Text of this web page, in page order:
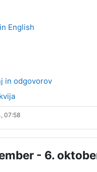
English
in odgovorov
07:58
- 6.